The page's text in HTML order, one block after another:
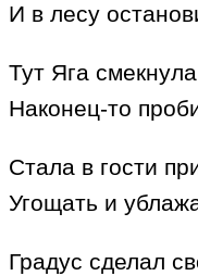
И в лесу
Тут Яга
Наконец-то
Стала в гости
Угощать и
Градус сделал